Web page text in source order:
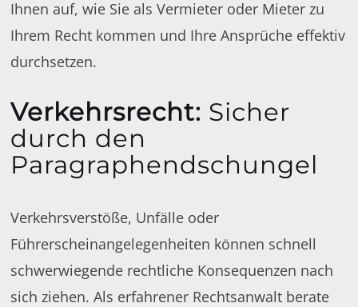
Ihnen auf, wie Sie als Vermieter oder Mieter zu
Ihrem Recht kommen und Ihre Ansprüche effektiv
durchsetzen.
Verkehrsrecht: Sicher
durch den
Paragraphendschungel
Verkehrsverstöße, Unfälle oder
Führerscheinangelegenheiten können schnell
schwerwiegende rechtliche Konsequenzen nach
sich ziehen. Als erfahrener Rechtsanwalt berate